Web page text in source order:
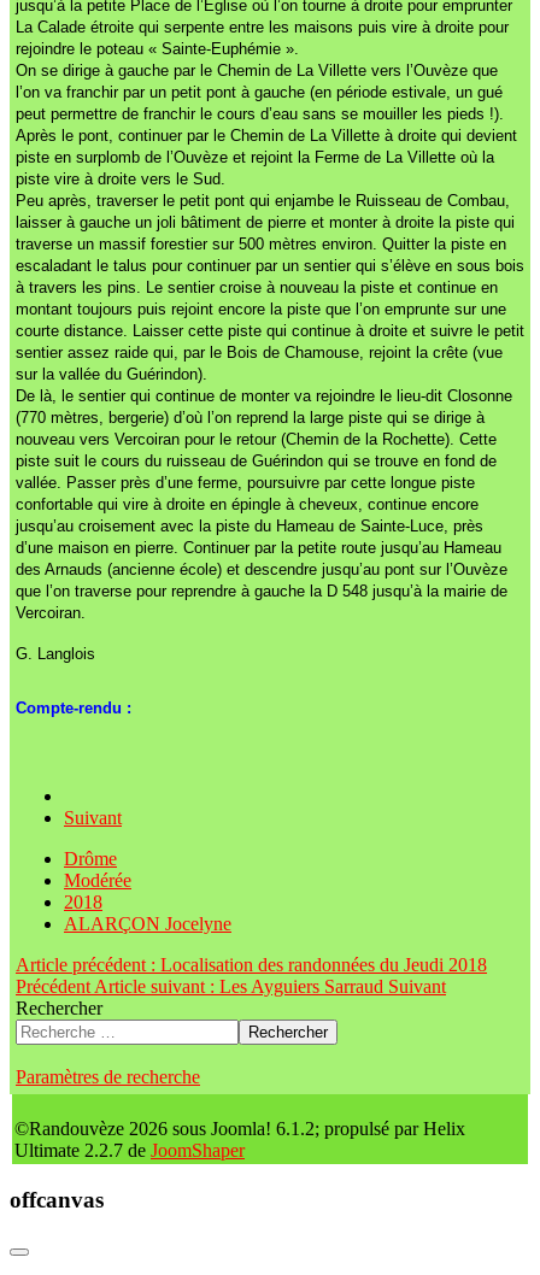
jusqu’à la petite Place de l’Eglise où l’on tourne à droite pour emprunter
La Calade étroite qui serpente entre les maisons puis vire à droite pour
rejoindre le poteau « Sainte-Euphémie ».
On se dirige à gauche par le Chemin de La Villette vers l’Ouvèze que
l’on va franchir par un petit pont à gauche (en période estivale, un gué
peut permettre de franchir le cours d’eau sans se mouiller les pieds !).
Après le pont, continuer par le Chemin de La Villette à droite qui devient
piste en surplomb de l’Ouvèze et rejoint la Ferme de La Villette où la
piste vire à droite vers le Sud.
Peu après, traverser le petit pont qui enjambe le Ruisseau de Combau,
laisser à gauche un joli bâtiment de pierre et monter à droite la piste qui
traverse un massif forestier sur 500 mètres environ. Quitter la piste en
escaladant le talus pour continuer par un sentier qui s’élève en sous bois
à travers les pins. Le sentier croise à nouveau la piste et continue en
montant toujours puis rejoint encore la piste que l’on emprunte sur une
courte distance. Laisser cette piste qui continue à droite et suivre le petit
sentier assez raide qui, par le Bois de Chamouse, rejoint la crête (vue
sur la vallée du Guérindon).
De là, le sentier qui continue de monter va rejoindre le lieu-dit Closonne
(770 mètres, bergerie) d’où l’on reprend la large piste qui se dirige à
nouveau vers Vercoiran pour le retour (Chemin de la Rochette). Cette
piste suit le cours du ruisseau de Guérindon qui se trouve en fond de
vallée. Passer près d’une ferme, poursuivre par cette longue piste
confortable qui vire à droite en épingle à cheveux, continue encore
jusqu’au croisement avec la piste du Hameau de Sainte-Luce, près
d’une maison en pierre. Continuer par la petite route jusqu’au Hameau
des Arnauds (ancienne école) et descendre jusqu’au pont sur l’Ouvèze
que l’on traverse pour reprendre à gauche la D 548 jusqu’à la mairie de
Vercoiran.
G. Langlois
Compte-rendu :
Suivant
Drôme
Modérée
2018
ALARÇON Jocelyne
Article précédent : Localisation des randonnées du Jeudi 2018
Précédent Article suivant : Les Ayguiers Sarraud Suivant
Rechercher
Rechercher
Paramètres de recherche
©Randouvèze 2026 sous Joomla! 6.1.2; propulsé par Helix
Ultimate 2.2.7 de JoomShaper
offcanvas